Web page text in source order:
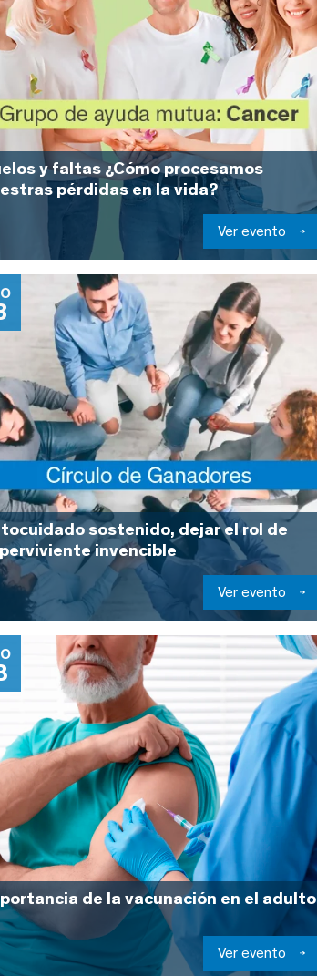
y faltas ¿Cómo procesamos
pérdidas en la vida?
Ver evento
sostenido, dejar el rol de
invencible
Ver evento
de la vacunación en el adulto
Ver evento